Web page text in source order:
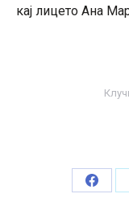
кај лицето Ана
Share